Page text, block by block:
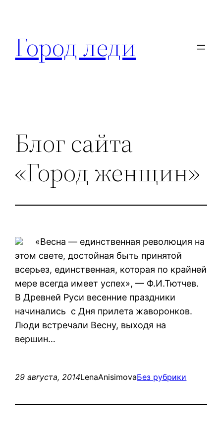
содержимому
Город леди
Блог сайта
«Город женщин»
«Весна — единственная революция на
этом свете, достойная быть принятой
всерьез, единственная, которая по крайней
мере всегда имеет успех», — Ф.И.Тютчев.
В Древней Руси весенние праздники
начинались с Дня прилета жаворонков.
Люди встречали Весну, выходя на
вершин…
29 августа, 2014LenaAnisimovaБез рубрики